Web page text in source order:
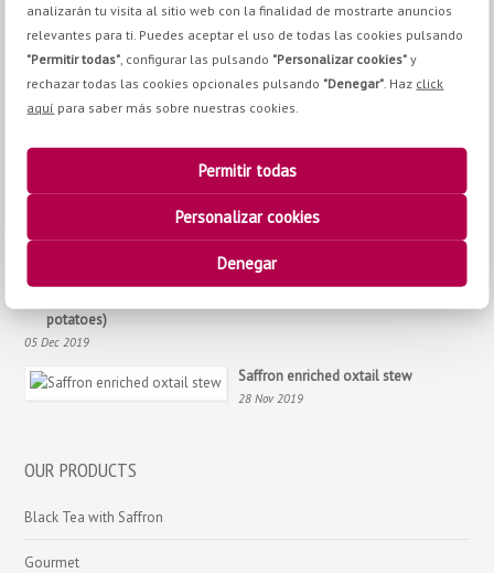
analizarán tu visita al sitio web con la finalidad de mostrarte anuncios
relevantes para ti. Puedes aceptar el uso de todas las cookies pulsando
"Permitir todas" , configurar las pulsando "Personalizar cookies" y
rechazar todas las cookies opcionales pulsando "Denegar" . Haz click
aquí para saber más sobre nuestras cookies.
Permitir todas
Personalizar cookies
Denegar
Christmas lobster, the
Christmas star recipe
23 Dec 2019
Salmon with saffron and pomegranate sauce, a recipe with Christmas
nuances
St. Lucía Buns
potatoes)
05 Dec 2019
Saffron enriched oxtail stew
28 Nov 2019
OUR PRODUCTS
Black Tea with Saffron
Gourmet